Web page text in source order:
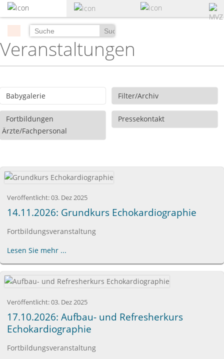
zum
Hauptinhalt
Suchen
Veranstaltungen
Babygalerie Filter/Archiv
Fortbildungen
Ärzte/Fachpersonal
Pressekontakt
Veröffentlicht:03. Dez 2025
14.11.2026: Grundkurs Echokardiographie
Fortbildungsveranstaltung
Lesen Sie mehr ...
Veröffentlicht:03. Dez 2025
17.10.2026: Aufbau- und Refresherkurs
Echokardiographie
Fortbildungsveranstaltung